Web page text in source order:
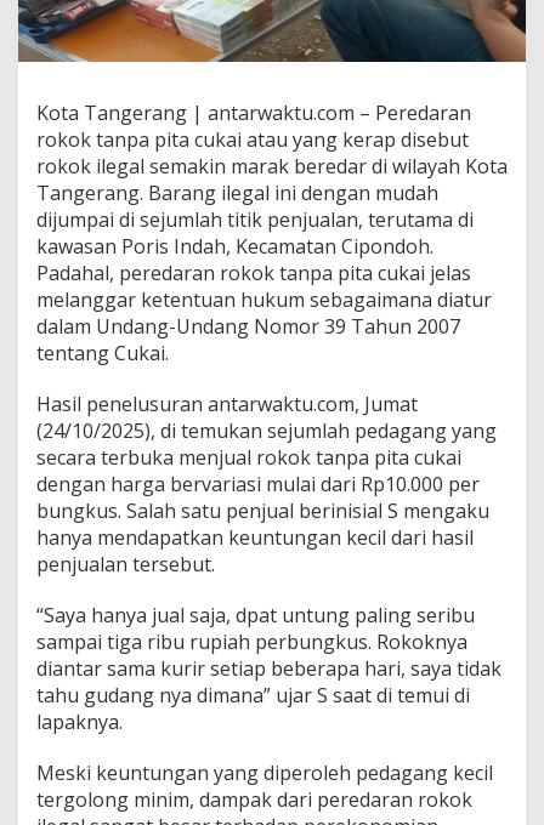
Kota Tangerang | antarwaktu.com – Peredaran
rokok tanpa pita cukai atau yang kerap disebut
rokok ilegal semakin marak beredar di wilayah Kota
Tangerang. Barang ilegal ini dengan mudah
dijumpai di sejumlah titik penjualan, terutama di
kawasan Poris Indah, Kecamatan Cipondoh.
Padahal, peredaran rokok tanpa pita cukai jelas
melanggar ketentuan hukum sebagaimana diatur
dalam Undang-Undang Nomor 39 Tahun 2007
tentang Cukai.
Hasil penelusuran antarwaktu.com, Jumat
(24/10/2025), di temukan sejumlah pedagang yang
secara terbuka menjual rokok tanpa pita cukai
dengan harga bervariasi mulai dari Rp10.000 per
bungkus. Salah satu penjual berinisial S mengaku
hanya mendapatkan keuntungan kecil dari hasil
penjualan tersebut.
“Saya hanya jual saja, dpat untung paling seribu
sampai tiga ribu rupiah perbungkus. Rokoknya
diantar sama kurir setiap beberapa hari, saya tidak
tahu gudang nya dimana” ujar S saat di temui di
lapaknya.
Meski keuntungan yang diperoleh pedagang kecil
tergolong minim, dampak dari peredaran rokok